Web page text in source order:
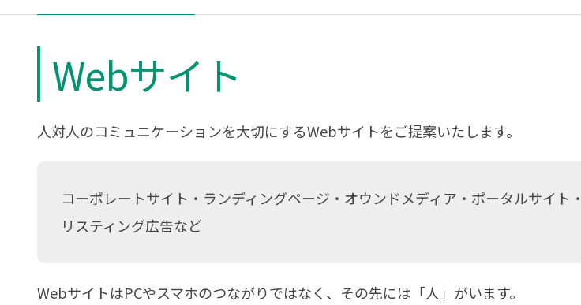
Webサイト
人対人のコミュニケーションを大切にするWebサイトをご提案いたします。
コーポレートサイト・ランディングページ・オウンドメディア・ポータルサイト
リスティング広告など
WebサイトはPCやスマホのつながりではなく、その先には「人」がいます。